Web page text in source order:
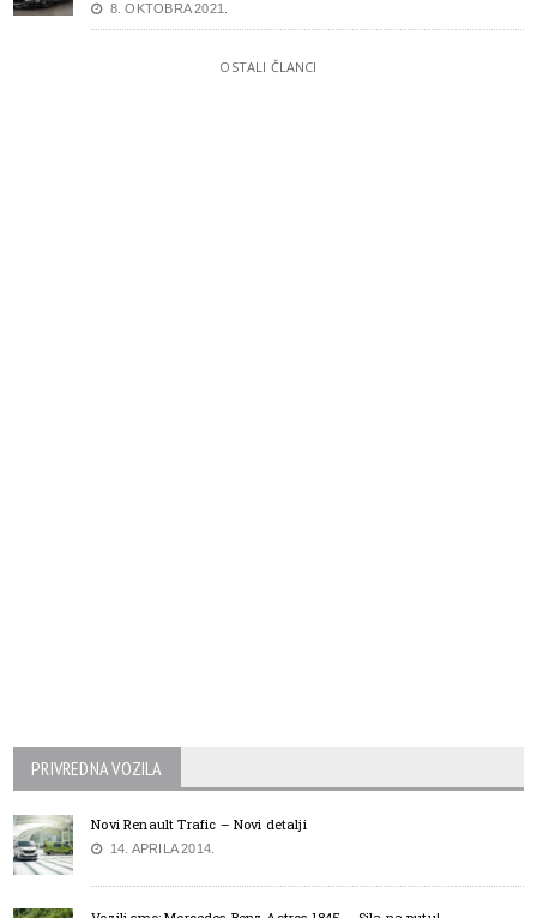
8. OKTOBRA 2021.
OSTALI ČLANCI
PRIVREDNA VOZILA
Novi Renault Trafic – Novi detalji
14. APRILA 2014.